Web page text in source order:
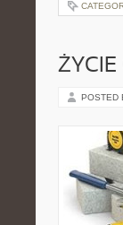
ŻYCIE
POSTED